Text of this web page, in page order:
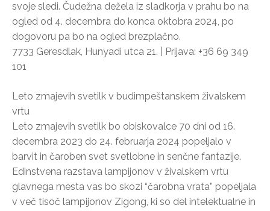
svoje sledi. Čudežna dežela iz sladkorja v prahu bo na
ogled od 4. decembra do konca oktobra 2024, po
dogovoru pa bo na ogled brezplačno.
7733 Geresdlak, Hunyadi utca 21. | Prijava: +36 69 349
101
Leto zmajevih svetilk v budimpeštanskem živalskem
vrtu
Leto zmajevih svetilk bo obiskovalce 70 dni od 16.
decembra 2023 do 24. februarja 2024 popeljalo v
barvit in čaroben svet svetlobne in senčne fantazije.
Edinstvena razstava lampijonov v živalskem vrtu
glavnega mesta vas bo skozi “čarobna vrata” popeljala
v več tisoč lampijonov Zigong, ki so del intelektualne in